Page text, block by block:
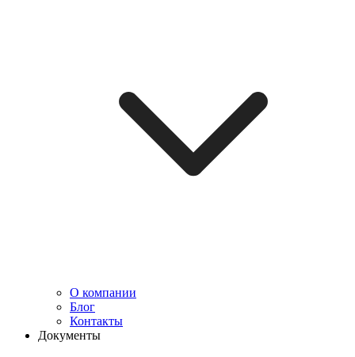
О компании
Блог
Контакты
Документы